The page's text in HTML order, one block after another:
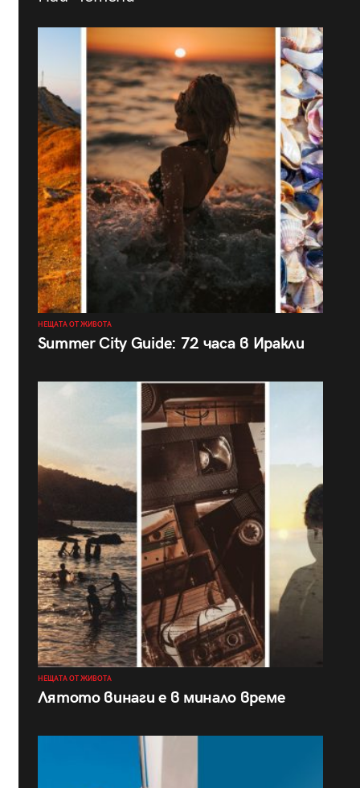
НЕЩАТА ОТ ЖИВОТА
Summer City Guide: 72 часа в Иракли
НЕЩАТА ОТ ЖИВОТА
Лятото винаги е в минало време